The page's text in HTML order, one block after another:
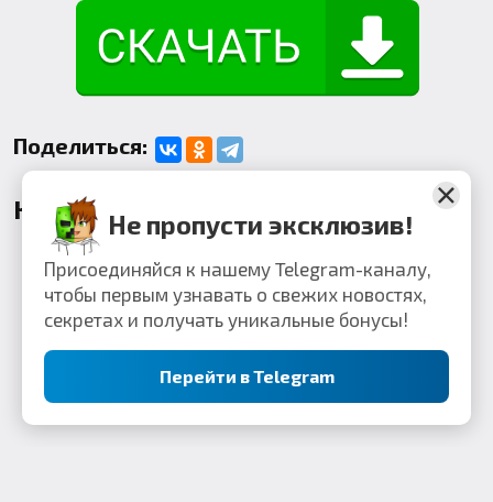
Поделиться:
Комментарии
Не пропусти эксклюзив!
Присоединяйся к нашему Telegram-каналу,
чтобы первым узнавать о свежих новостях,
секретах и получать уникальные бонусы!
Перейти в Telegram